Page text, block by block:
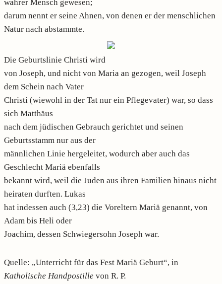
wahrer Mensch gewesen;
darum nennt er seine Ahnen, von denen er der menschlichen
Natur nach abstammte.
Die Geburtslinie Christi wird
von Joseph, und nicht von Maria an gezogen, weil Joseph
dem Schein nach Vater
Christi (wiewohl in der Tat nur ein Pflegevater) war, so dass
sich Matthäus
nach dem jüdischen Gebrauch gerichtet und seinen
Geburtsstamm nur aus der
männlichen Linie hergeleitet, wodurch aber auch das
Geschlecht Mariä ebenfalls
bekannt wird, weil die Juden aus ihren Familien hinaus nicht
heiraten durften. Lukas
hat indessen auch (3,23) die Voreltern Mariä genannt, von
Adam bis Heli oder
Joachim, dessen Schwiegersohn Joseph war.
Quelle: „Unterricht für das Fest Mariä Geburt“, in
Katholische Handpostille von R. P.